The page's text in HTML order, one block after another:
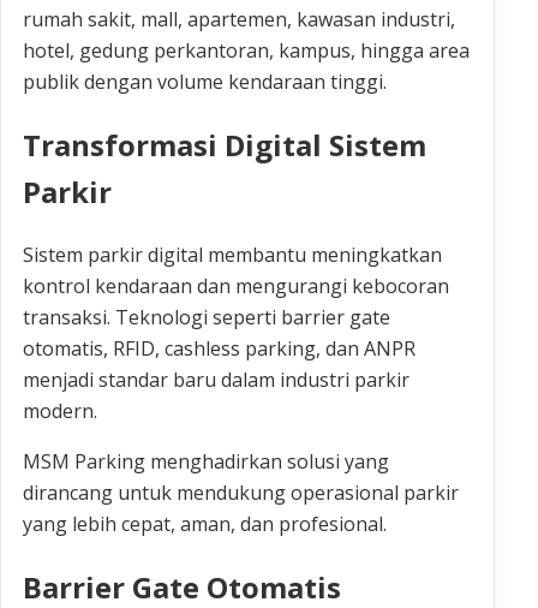
rumah sakit, mall, apartemen, kawasan industri,
hotel, gedung perkantoran, kampus, hingga area
publik dengan volume kendaraan tinggi.
Transformasi Digital Sistem
Parkir
Sistem parkir digital membantu meningkatkan
kontrol kendaraan dan mengurangi kebocoran
transaksi. Teknologi seperti barrier gate
otomatis, RFID, cashless parking, dan ANPR
menjadi standar baru dalam industri parkir
modern.
MSM Parking menghadirkan solusi yang
dirancang untuk mendukung operasional parkir
yang lebih cepat, aman, dan profesional.
Barrier Gate Otomatis